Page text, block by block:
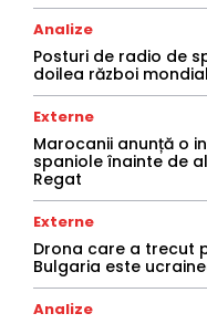
Analize
Posturi de radio de
doilea război mondial
Externe
Marocanii anunță o
spaniole înainte de
Regat
Externe
Drona care a trecut
Bulgaria este
Analize